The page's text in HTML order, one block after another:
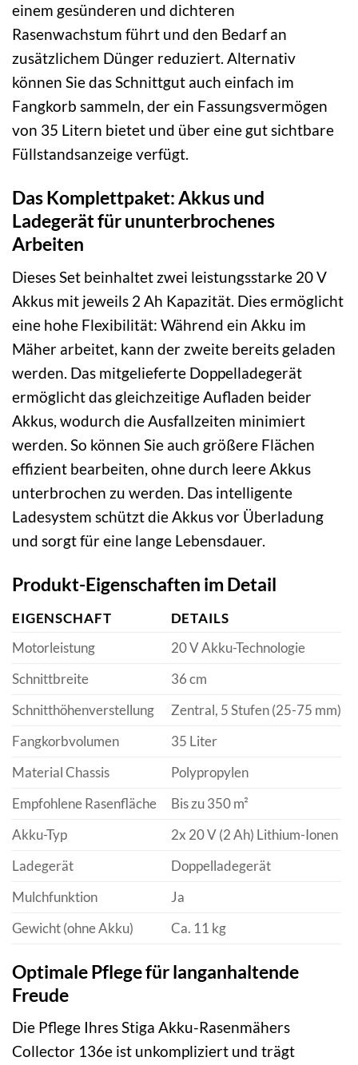
einem gesünderen und dichteren
Rasenwachstum führt und den Bedarf an
zusätzlichem Dünger reduziert. Alternativ
können Sie das Schnittgut auch einfach im
Fangkorb sammeln, der ein Fassungsvermögen
von 35 Litern bietet und über eine gut sichtbare
Füllstandsanzeige verfügt.
Das Komplettpaket: Akkus und
Ladegerät für ununterbrochenes
Arbeiten
Dieses Set beinhaltet zwei leistungsstarke 20 V
Akkus mit jeweils 2 Ah Kapazität. Dies ermöglicht
eine hohe Flexibilität: Während ein Akku im
Mäher arbeitet, kann der zweite bereits geladen
werden. Das mitgelieferte Doppelladegerät
ermöglicht das gleichzeitige Aufladen beider
Akkus, wodurch die Ausfallzeiten minimiert
werden. So können Sie auch größere Flächen
effizient bearbeiten, ohne durch leere Akkus
unterbrochen zu werden. Das intelligente
Ladesystem schützt die Akkus vor Überladung
und sorgt für eine lange Lebensdauer.
Produkt-Eigenschaften im Detail
EIGENSCHAFT
DETAILS
Motorleistung
20 V Akku-Technologie
Schnittbreite
36 cm
Schnitthöhenverstellung
Zentral, 5 Stufen (25-75 mm)
Fangkorbvolumen
35 Liter
Material Chassis
Polypropylen
Empfohlene Rasenfläche
Bis zu 350 m²
Akku-Typ
2x 20 V (2 Ah) Lithium-Ionen
Ladegerät
Doppelladegerät
Mulchfunktion
Ja
Gewicht (ohne Akku)
Ca. 11 kg
Optimale Pflege für langanhaltende
Freude
Die Pflege Ihres Stiga Akku-Rasenmähers
Collector 136e ist unkompliziert und trägt